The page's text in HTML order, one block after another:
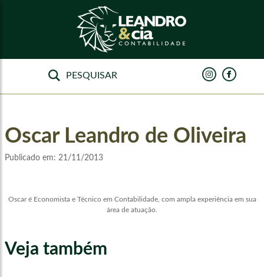
Oscar Leandro de Oliveira
Publicado em: 21/11/2013
Oscar é Economista e Técnico em Contabilidade, com ampla experiência em sua
área de atuação.
Veja também